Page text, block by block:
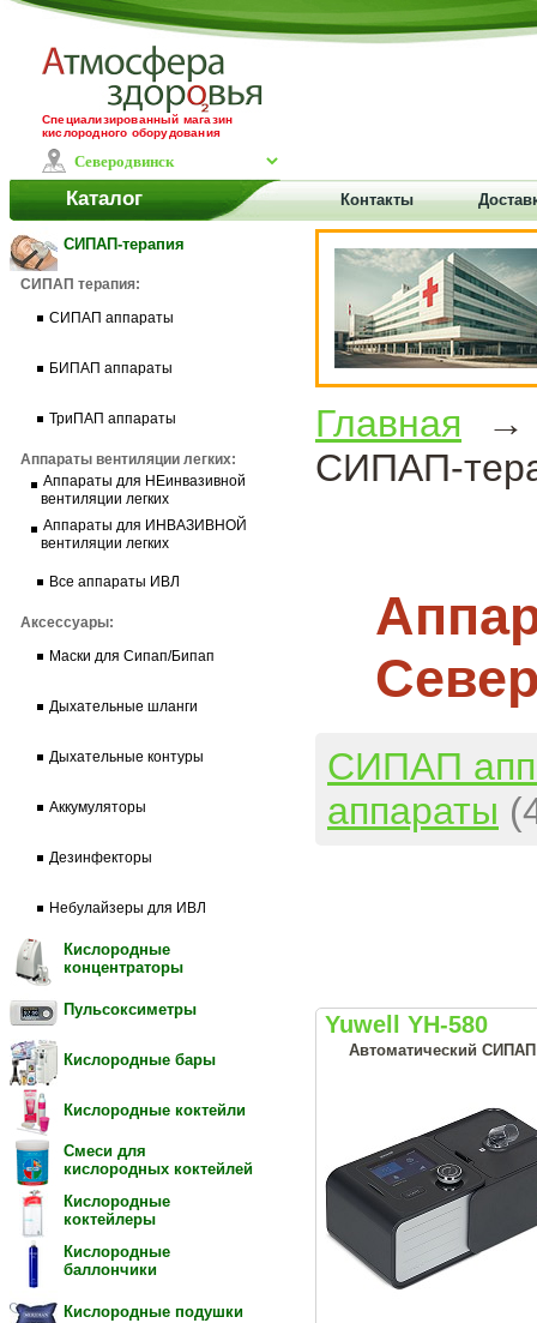
Специализированный магазин
кислородного оборудования
Каталог Контакты
СИПАП-терапия
СИПАП терапия:
СИПАП аппараты
БИПАП аппараты
ТриПАП аппараты
Аппараты вентиляции легких:
Аппараты для НЕинвазивной
вентиляции легких
Аппараты для ИНВАЗИВНОЙ
вентиляции легких
Все аппараты ИВЛ
Аксессуары:
Маски для Сипап/Бипап
Дыхательные шланги
Дыхательные контуры
Аккумуляторы
Дезинфекторы
Небулайзеры для ИВЛ
Кислородные
концентраторы
Пульсоксиметры
Кислородные бары
Кислородные коктейли
Смеси для
кислородных коктейлей
Кислородные
коктейлеры
Кислородные
баллончики
Кислородные подушки
Главная
СИПАП-
СИПАП
аппараты
Yuwell YH-580
Автоматический СИПАП